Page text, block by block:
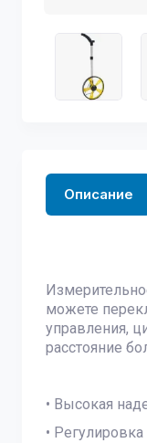
Описание
можете
управления,
расстояние
• Высокая
•